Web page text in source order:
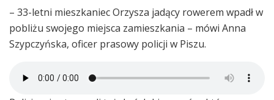
– 33-letni mieszkaniec Orzysza jadący rowerem wpadł w
pobliżu swojego miejsca zamieszkania – mówi Anna
Szypczyńska, oficer prasowy policji w Piszu.